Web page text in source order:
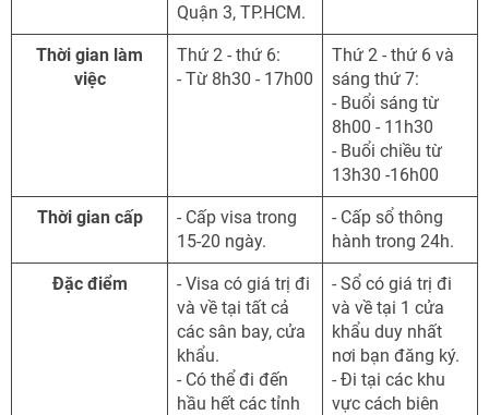
Quận 3, TP.HCM.
Thời gian làm
việc
Thứ 2 - thứ 6:
- Từ 8h30 - 17h00
Thứ 2 - thứ 6 và
sáng thứ 7:
- Buổi sáng từ
8h00 - 11h30
- Buổi chiều từ
13h30 -16h00
Thời gian cấp
- Cấp visa trong
15-20 ngày.
- Cấp sổ thông
hành trong 24h.
Đặc điểm
- Visa có giá trị đi
và về tại tất cả
các sân bay, cửa
khẩu.
- Có thể đi đến
hầu hết các tỉnh
- Sổ có giá trị đi
và về tại 1 cửa
khẩu duy nhất
nơi bạn đăng ký.
- Đi tại các khu
vực cách biên